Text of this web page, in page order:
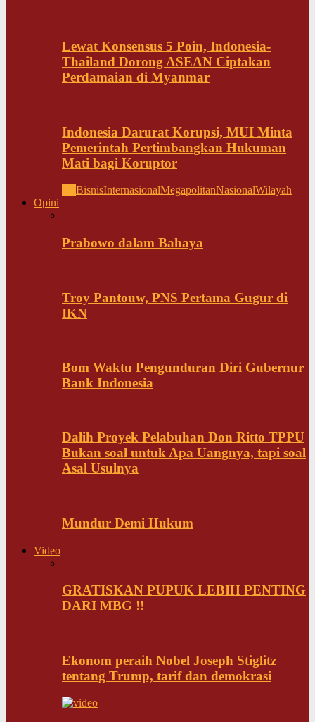
Lewat Konsensus 5 Poin, Indonesia-
Thailand Dorong ASEAN Ciptakan
Perdamaian di Myanmar
Indonesia Darurat Korupsi, MUI Minta
Pemerintah Pertimbangkan Hukuman
Mati bagi Koruptor
BisnisInternasionalMegapolitanNasionalWilayah
Opini
Prabowo dalam Bahaya
Troy Pantouw, PNS Pertama Gugur di
IKN
Bom Waktu Pengunduran Diri Gubernur
Bank Indonesia
Dalih Proyek Pelabuhan Don Ritto TPPU
Bukan soal untuk Apa Uangnya, tapi soal
Asal Usulnya
Mundur Demi Hukum
Video
GRATISKAN PUPUK LEBIH PENTING
DARI MBG !!
Ekonom peraih Nobel Joseph Stiglitz
tentang Trump, tarif dan demokrasi